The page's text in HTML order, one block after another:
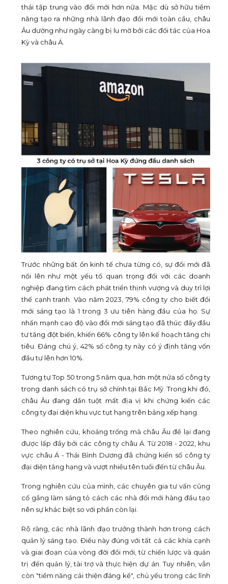
thái tập trung vào đổi mới hơn nữa. Mặc dù sở hữu tiềm
năng tạo ra những nhà lãnh đạo đổi mới toàn cầu, châu
Âu dường như ngày càng bị lu mờ bởi các đối tác của Hoa
Kỳ và châu Á.
Trước những bất ổn kinh tế chưa từng có, sự đổi mới đã
nổi lên như một yếu tố quan trọng đối với các doanh
nghiệp đang tìm cách phát triển thịnh vượng và duy trì lợi
thế cạnh tranh. Vào năm 2023, 79% công ty cho biết đổi
mới sáng tạo là 1 trong 3 ưu tiên hàng đầu của họ. Sự
nhấn mạnh cao độ vào đổi mới sáng tạo đã thúc đẩy đầu
tư tăng đột biến, khiến 66% công ty lên kế hoạch tăng chi
tiêu. Đáng chú ý, 42% số công ty này có ý định tăng vốn
đầu tư lên hơn 10%.
Tương tự Top 50 trong 5 năm qua, hơn một nửa số công ty
trong danh sách có trụ sở chính tại Bắc Mỹ. Trong khi đó,
châu Âu đang dần tuột mất địa vị khi chứng kiến các
công ty đại diện khu vực tụt hạng trên bảng xếp hạng.
Theo nghiên cứu, khoảng trống mà châu Âu để lại đang
được lấp đầy bởi các công ty châu Á. Từ 2018 - 2022, khu
vực châu Á - Thái Bình Dương đã chứng kiến số công ty
đại diện tăng hạng và vượt nhiều tên tuổi đến từ châu Âu.
Trong nghiên cứu của mình, các chuyên gia tư vấn cũng
cố gắng làm sáng tỏ cách các nhà đổi mới hàng đầu tạo
nên sự khác biệt so với phần còn lại.
Rõ ràng, các nhà lãnh đạo trưởng thành hơn trong cách
quản lý sáng tạo. Điều này đúng với tất cả các khía cạnh
và giai đoạn của vòng đời đổi mới, từ chiến lược và quản
trị đến quản lý, tài trợ và thực hiện dự án. Tuy nhiên, vẫn
còn "tiềm năng cải thiện đáng kể", chủ yếu trong các lĩnh